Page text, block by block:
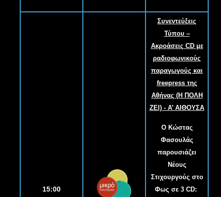
15:00
Συνεντεύξεις
Τύπου –
Ακροάσεις CD με
ραδιοφωνικούς
παραγωγούς και
freepress της
Αθήνας (Η ΠΟΛΗ
ΖΕΙ) - Α’ ΑΙΘΟΥΣΑ
O Κώστας
Φασουλάς
παρουσιάζει
Νέους
Στιχουργούς στο
Φως σε 3 CD: